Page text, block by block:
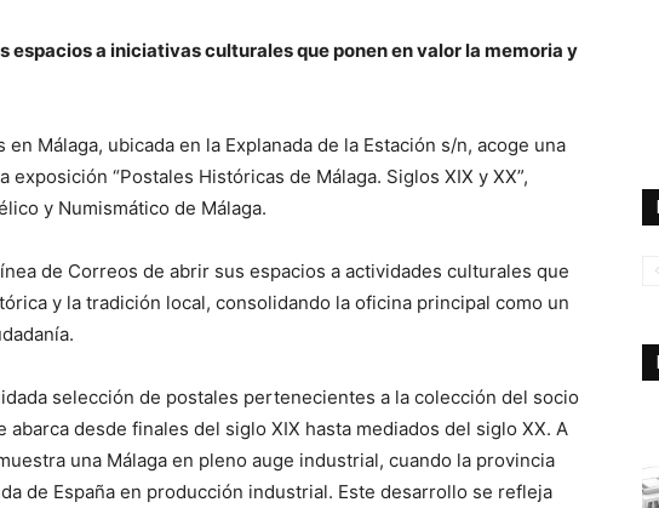
espacios a iniciativas culturales que ponen en valor la memoria y
Málaga, ubicada en la Explanada de la Estación s/n, acoge una
“Postales Históricas de Málaga. Siglos XIX y XX”,
y Numismático de Málaga.
de Correos de abrir sus espacios a actividades culturales que
y la tradición local, consolidando la oficina principal como un
selección de postales pertenecientes a la colección del socio
abarca desde finales del siglo XIX hasta mediados del siglo XX. A
una Málaga en pleno auge industrial, cuando la provincia
de España en producción industrial. Este desarrollo se refleja